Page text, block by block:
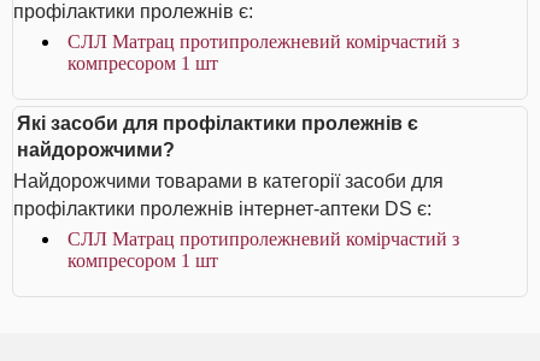
профілактики пролежнів є:
СЛЛ Матрац протипролежневий комірчастий з
компресором 1 шт
Які засоби для профілактики пролежнів є
найдорожчими?
Найдорожчими товарами в категорії засоби для
профілактики пролежнів інтернет-аптеки DS є:
СЛЛ Матрац протипролежневий комірчастий з
компресором 1 шт